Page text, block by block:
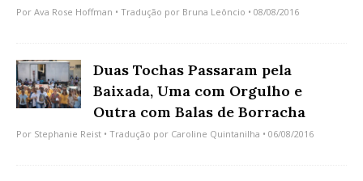
Por Ava Rose Hoffman • Tradução por Bruna Leôncio • 08/08/2016
Duas Tochas Passaram pela
Baixada, Uma com Orgulho e
Outra com Balas de Borracha
Por Stephanie Reist • Tradução por Caroline Quintanilha • 06/08/2016